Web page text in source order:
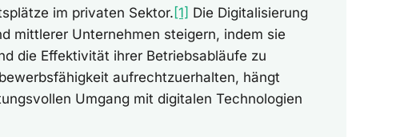
im privaten Sektor. [1] Die Digitalisierung
mittlerer Unternehmen steigern, indem sie
die Effektivität ihrer Betriebsabläufe zu
aufrechtzuerhalten, hängt
Umgang mit digitalen Technologien